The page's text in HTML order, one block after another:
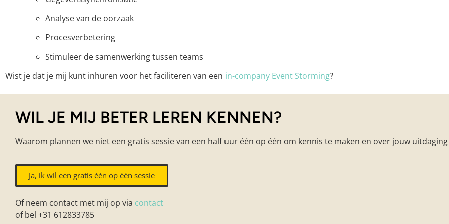
Analyse van de oorzaak
Procesverbetering
Stimuleer de samenwerking tussen teams
Wist je dat je mij kunt inhuren voor het faciliteren van een in-company Event Storming?
WIL JE MIJ BETER LEREN KENNEN?
Waarom plannen we niet een gratis sessie van een half uur één op één om kennis te maken en over jouw
Ja, ik wil een gratis één op één sessie
Of neem contact met mij op via contact
of bel +31 612833785